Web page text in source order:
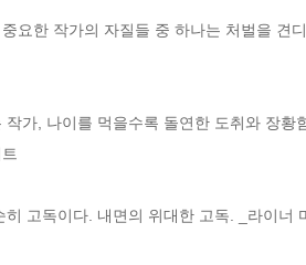
요한 작가의 자질들 중 하나는 처벌을 견
작가, 나이를 먹을수록 돌연한 도취와 장
히 고독이다. 내면의 위대한 고독. _라이너